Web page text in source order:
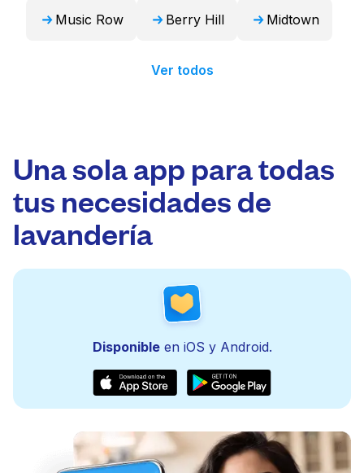
Music Row Berry Hill Midtown
Ver todos
Una sola app para todas
tus necesidades de
lavandería
Disponibleen iOS y Android.